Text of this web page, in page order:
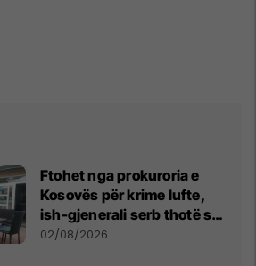
Ftohet nga prokuroria e
Kosovës për krime lufte,
ish-gjenerali serb thotë se
dikush e tradhtoi në
02/08/2026